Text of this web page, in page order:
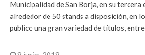
Municipalidad de San Borja, en su tercera
alrededor de 50 stands a disposición, en
público una gran variedad de títulos,